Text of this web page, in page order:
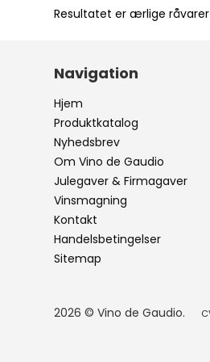
Resultatet er ærlige
Navigation
Hjem
Produktkatalog
Nyhedsbrev
Om Vino de Gaudio
Julegaver & Firmagaver
Vinsmagning
Kontakt
Handelsbetingelser
Sitemap
2026 © Vino de Gaudio.